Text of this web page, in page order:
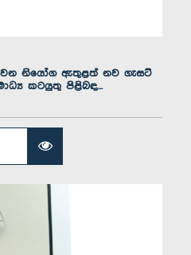
නියෝග ඇතුළත් නව ගැසට්
කටයුතු පිළිබඳ...